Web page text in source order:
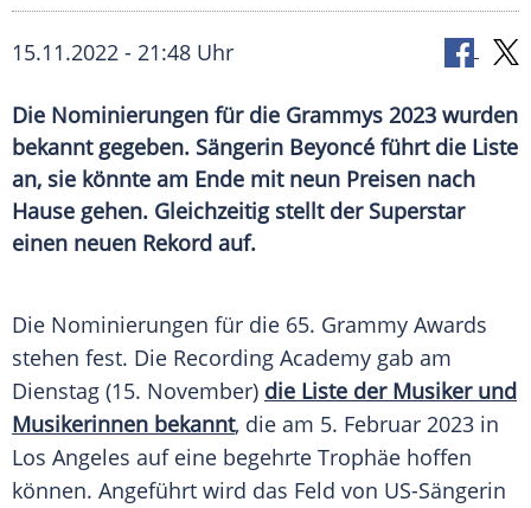
15.11.2022 - 21:48 Uhr
Die Nominierungen für die Grammys 2023 wurden
bekannt gegeben. Sängerin Beyoncé führt die Liste
an, sie könnte am Ende mit neun Preisen nach
Hause gehen. Gleichzeitig stellt der Superstar
einen neuen Rekord auf.
Die Nominierungen für die 65. Grammy Awards
stehen fest. Die Recording Academy gab am
Dienstag (15. November) die Liste der Musiker und
Musikerinnen bekannt, die am 5. Februar 2023 in
Los Angeles auf eine begehrte Trophäe hoffen
können. Angeführt wird das Feld von US-Sängerin